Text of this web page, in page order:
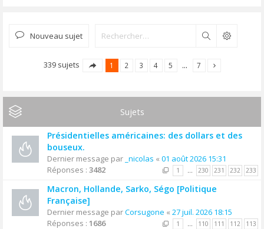
Nouveau sujet Rechercher
339 sujets 1 2 3 4 5 … 7
Sujets
Présidentielles américaines: des dollars et des
bouseux.
Dernier message par _nicolas « 01 août 2026 15:31
Réponses : 3482 1 … 230 231 232 233
Macron, Hollande, Sarko, Ségo [Politique
Française]
Dernier message parCorsugone « 27 juil. 2026 18:15
Réponses : 1686 1 … 110 111 112 113